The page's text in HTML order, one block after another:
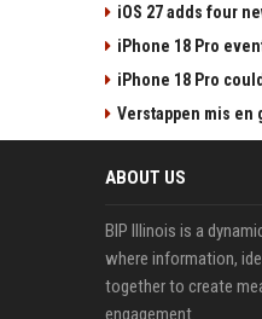
iOS 27 adds four
iPhone 18 Pro
iPhone 18 Pro
Verstappen mis en
ABOUT US
BIP Illinois is a
where information,
together to create
engagement.